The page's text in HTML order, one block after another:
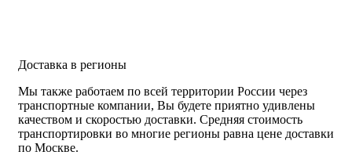
Доставка в регионы
Мы также работаем по всей территории России через
транспортные компании, Вы будете приятно удивлены
качеством и скоростью доставки. Средняя стоимость
транспортировки во многие регионы равна цене доставки
по Москве.